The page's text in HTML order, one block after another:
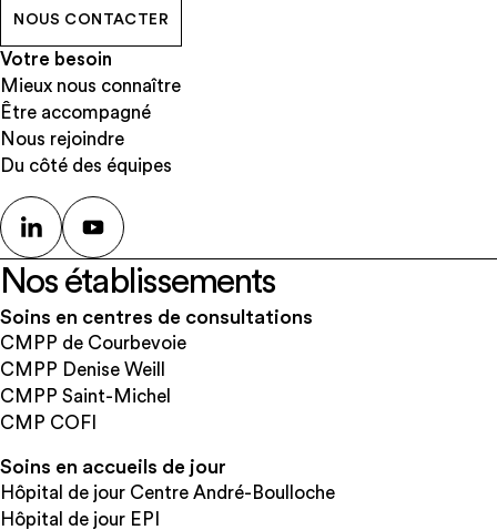
NOUS CONTACTER
Votre besoin
Mieux nous connaître
Être accompagné
Nous rejoindre
Du côté des équipes
Nos établissements
Soins en centres de consultations
CMPP de Courbevoie
CMPP Denise Weill
CMPP Saint-Michel
CMP COFI
Soins en accueils de jour
Hôpital de jour Centre André-Boulloche
Hôpital de jour EPI